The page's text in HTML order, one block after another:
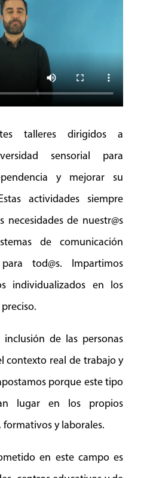
talleres dirigidos a
sensorial para
y mejorar su
actividades siempre
necesidades de nuestr@s
de comunicación
tod@s. Impartimos
individualizados en los
inclusión de las personas
contexto real de trabajo y
porque este tipo
lugar en los propios
formativos y laborales.
en este campo es